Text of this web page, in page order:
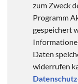
zum Zweck
Programm
gespeichert
Daten
widerrufen